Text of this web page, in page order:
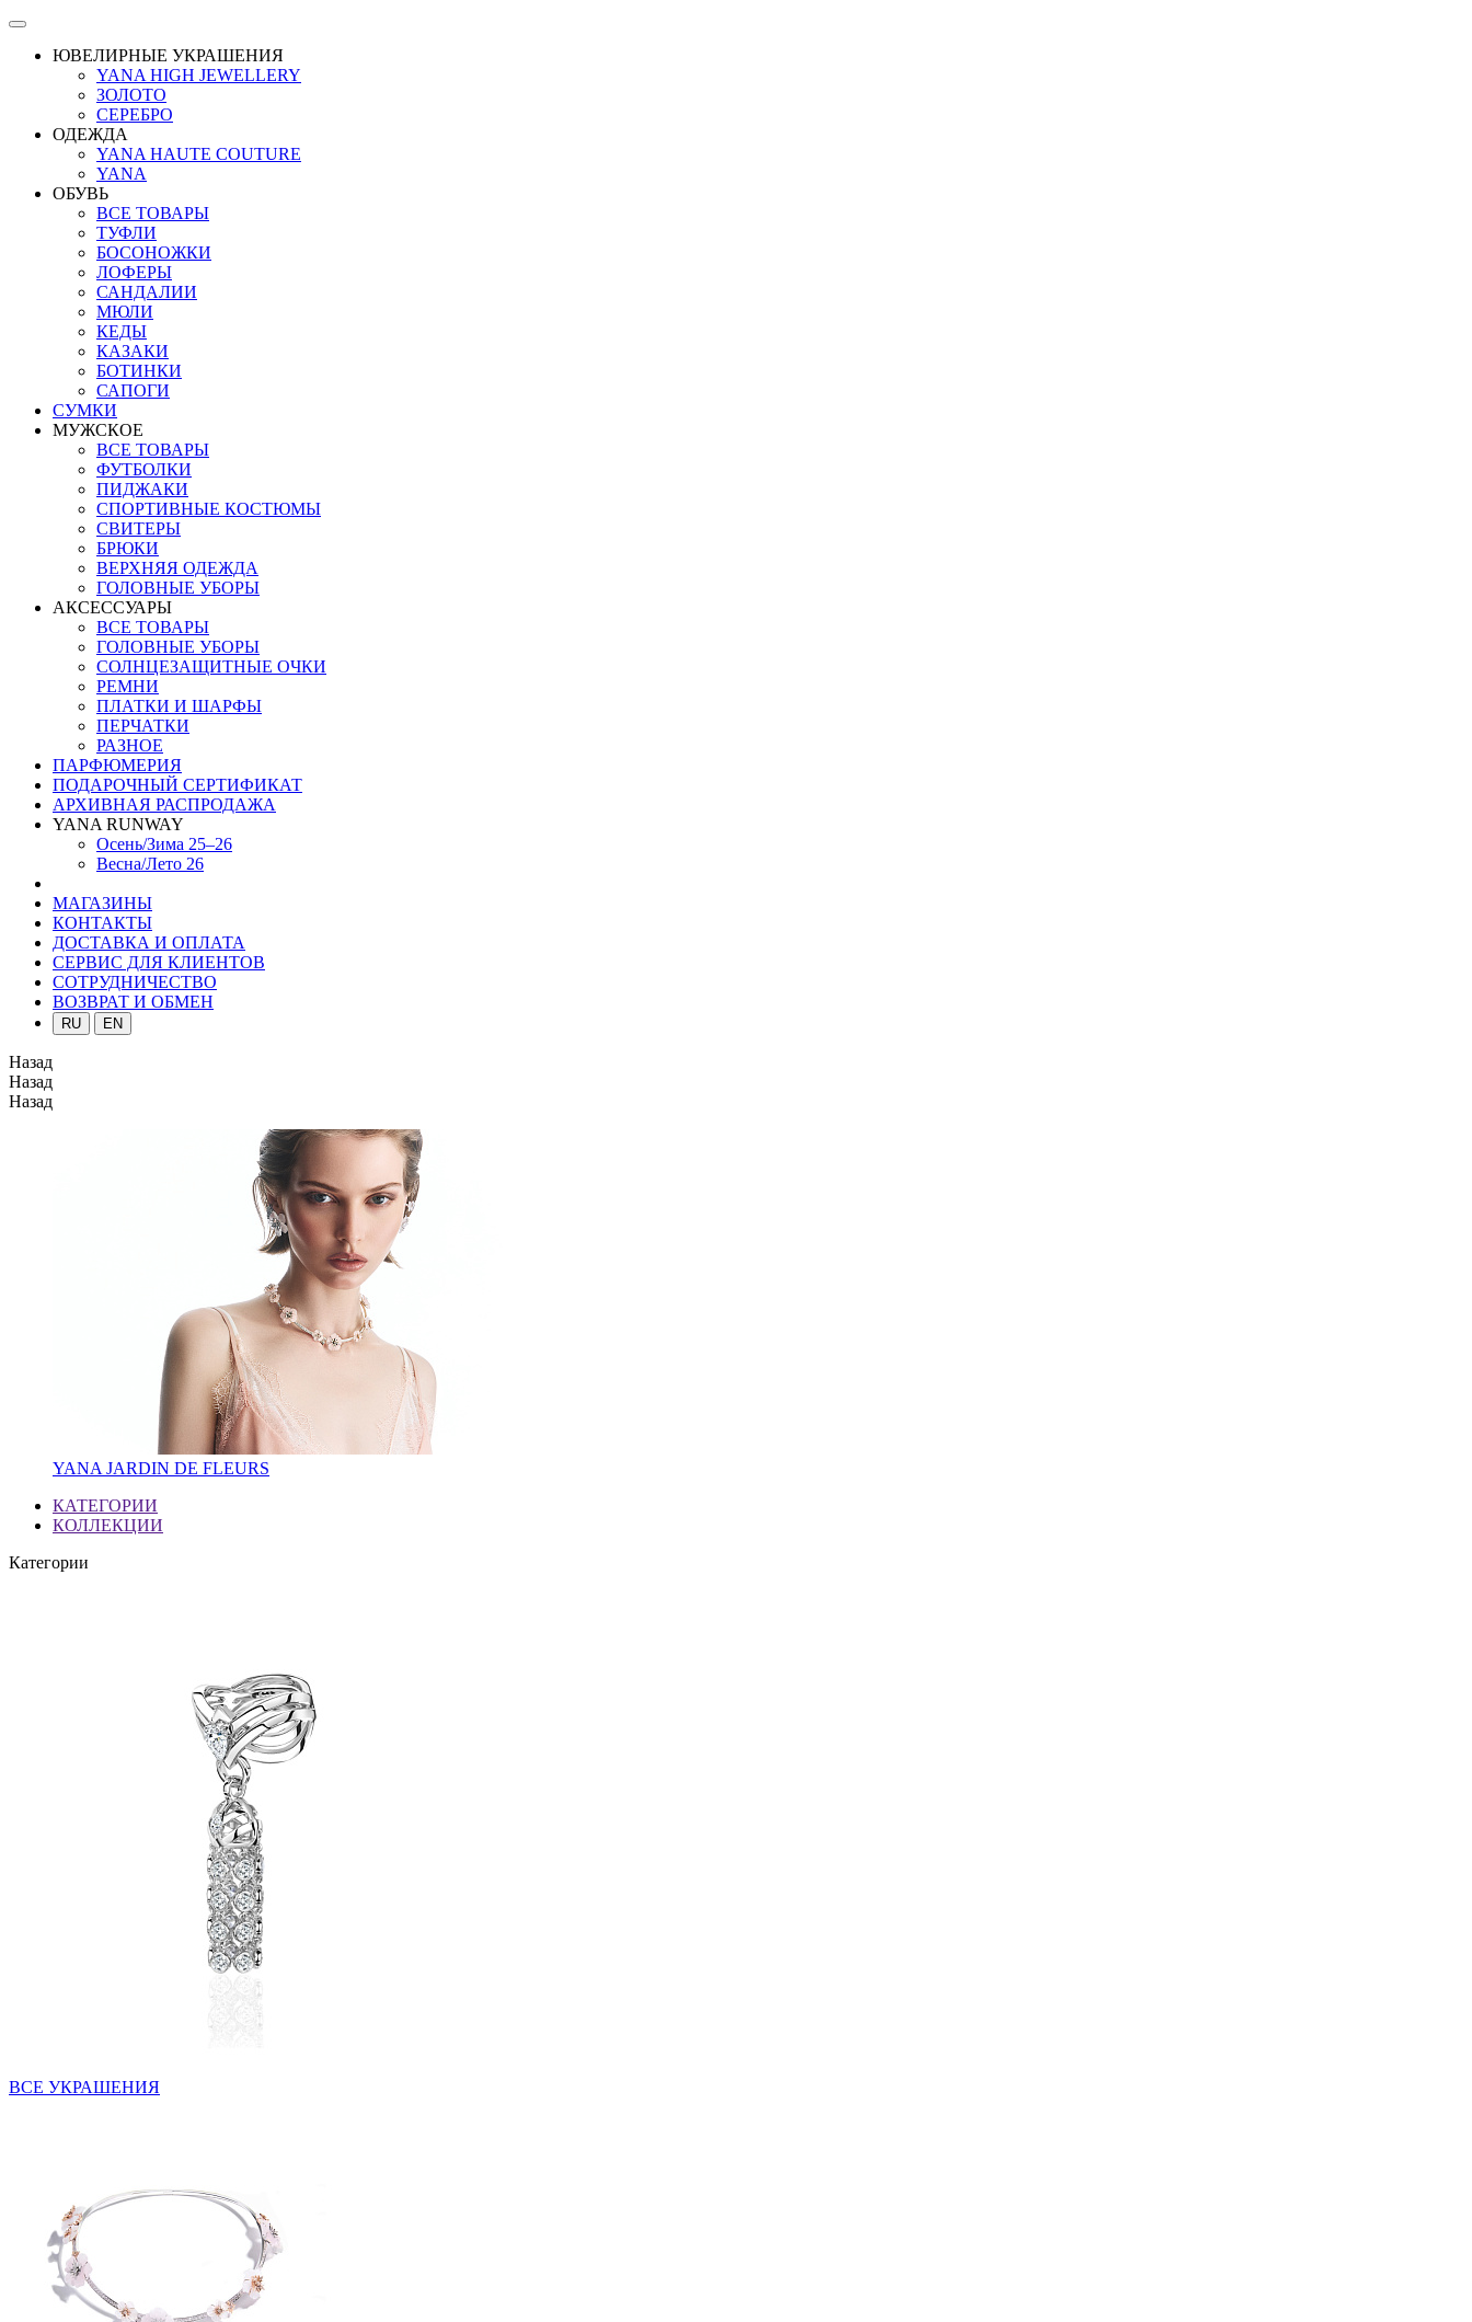
ЮВЕЛИРНЫЕ УКРАШЕНИЯ
YANA HIGH JEWELLERY
ЗОЛОТО
СЕРЕБРО
ОДЕЖДА
YANA HAUTE COUTURE
YANA
ОБУВЬ
ВСЕ ТОВАРЫ
ТУФЛИ
БОСОНОЖКИ
ЛОФЕРЫ
САНДАЛИИ
МЮЛИ
КЕДЫ
КАЗАКИ
БОТИНКИ
САПОГИ
СУМКИ
МУЖСКОЕ
ВСЕ ТОВАРЫ
ФУТБОЛКИ
ПИДЖАКИ
СПОРТИВНЫЕ КОСТЮМЫ
СВИТЕРЫ
БРЮКИ
ВЕРХНЯЯ ОДЕЖДА
ГОЛОВНЫЕ УБОРЫ
АКСЕССУАРЫ
ВСЕ ТОВАРЫ
ГОЛОВНЫЕ УБОРЫ
СОЛНЦЕЗАЩИТНЫЕ ОЧКИ
РЕМНИ
ПЛАТКИ И ШАРФЫ
ПЕРЧАТКИ
РАЗНОЕ
ПАРФЮМЕРИЯ
ПОДАРОЧНЫЙ СЕРТИФИКАТ
АРХИВНАЯ РАСПРОДАЖА
YANA RUNWAY
Осень/Зима 25–26
Весна/Лето 26
МАГАЗИНЫ
КОНТАКТЫ
ДОСТАВКА И ОПЛАТА
СЕРВИС ДЛЯ КЛИЕНТОВ
СОТРУДНИЧЕСТВО
ВОЗВРАТ И ОБМЕН
RU EN
Назад
Назад
Назад
YANA JARDIN DE FLEURS
КАТЕГОРИИ
КОЛЛЕКЦИИ
Категории
ВСЕ УКРАШЕНИЯ